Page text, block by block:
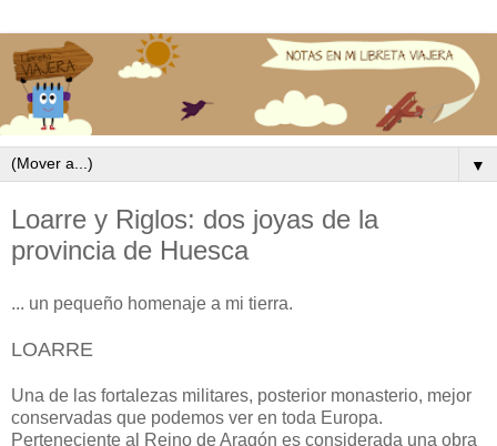
▼
Loarre y Riglos: dos joyas de la
provincia de Huesca
... un pequeño homenaje a mi tierra.
LOARRE
Una de las fortalezas militares, posterior monasterio, mejor
conservadas que podemos ver en toda Europa.
Perteneciente al Reino de Aragón es considerada una obra